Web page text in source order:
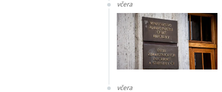
včera
včera